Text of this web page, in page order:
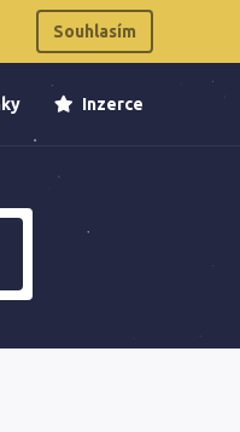
Souhlasím
Inzerce